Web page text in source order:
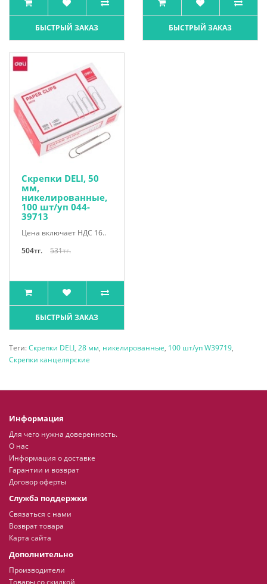
БЫСТРЫЙ ЗАКАЗ БЫСТРЫЙ ЗАКАЗ
Скрепки DELI, 50
мм,
никелированные,
100 шт/уп 044-
39713
Цена включает НДС 16..
504тг.
531тг.
БЫСТРЫЙ ЗАКАЗ
Теги:Скрепки DELI, 28 мм, никелированные, 100 шт/уп W39719,
Скрепки канцелярские
Информация
Для чего нужна доверенность.
О нас
Информация о доставке
Гарантии и возврат
Договор оферты
Служба поддержки
Связаться с нами
Возврат товара
Карта сайта
Дополнительно
Производители
Товары со скидкой